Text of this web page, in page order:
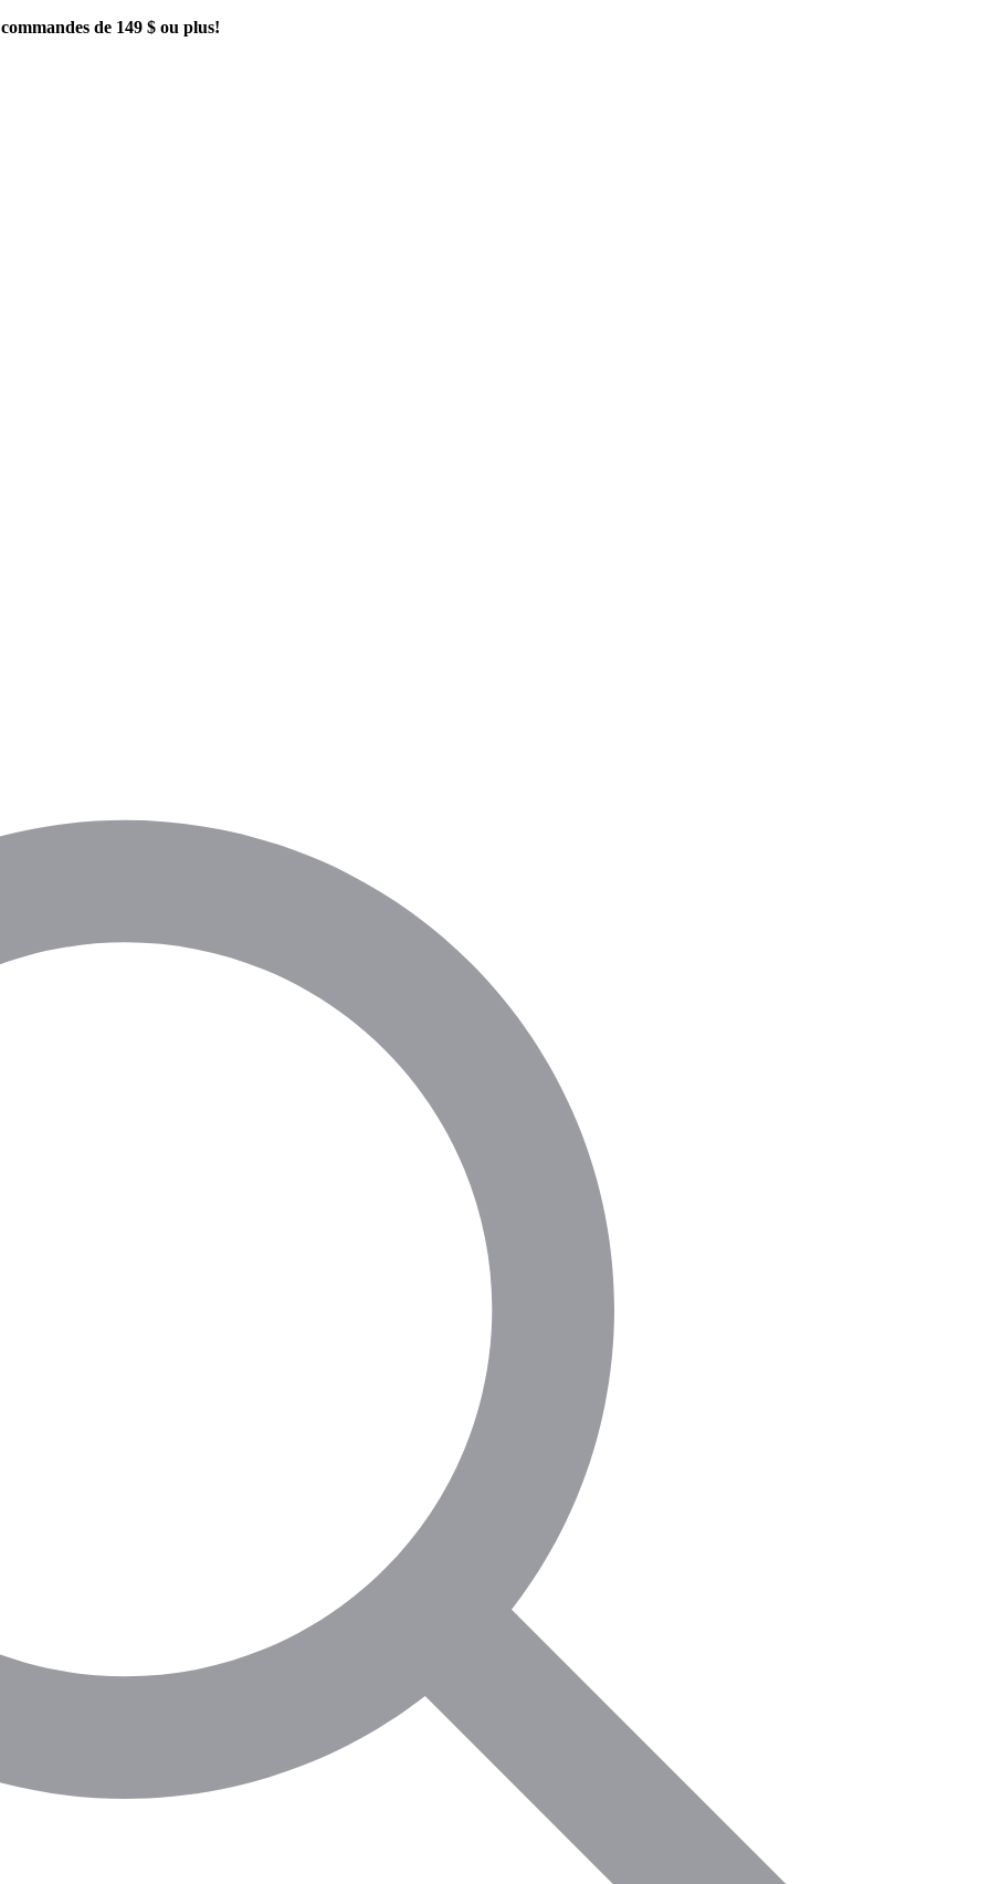
de 149 $ ou plus!